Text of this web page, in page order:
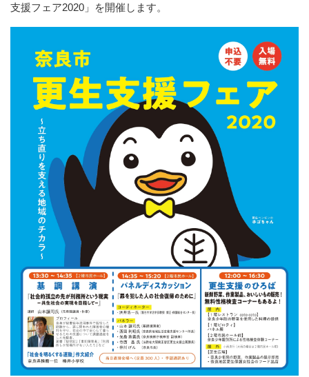
支援フェア2020」を開催します。